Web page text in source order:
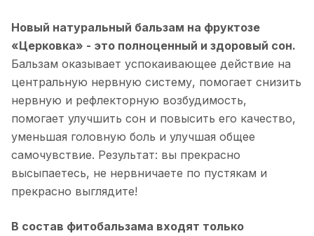
Новый натуральный бальзам на фруктозе
«Церковка» - это полноценный и здоровый сон.
Бальзам оказывает успокаивающее действие на
центральную нервную систему, помогает снизить
нервную и рефлекторную возбудимость,
помогает улучшить сон и повысить его качество,
уменьшая головную боль и улучшая общее
самочувствие. Результат: вы прекрасно
высыпаетесь, не нервничаете по пустякам и
прекрасно выглядите!
В состав фитобальзама входят только